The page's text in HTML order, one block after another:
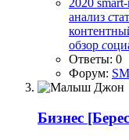
2020
анализ с
обзор с
Ответы: 0
Форум:
Бизнес